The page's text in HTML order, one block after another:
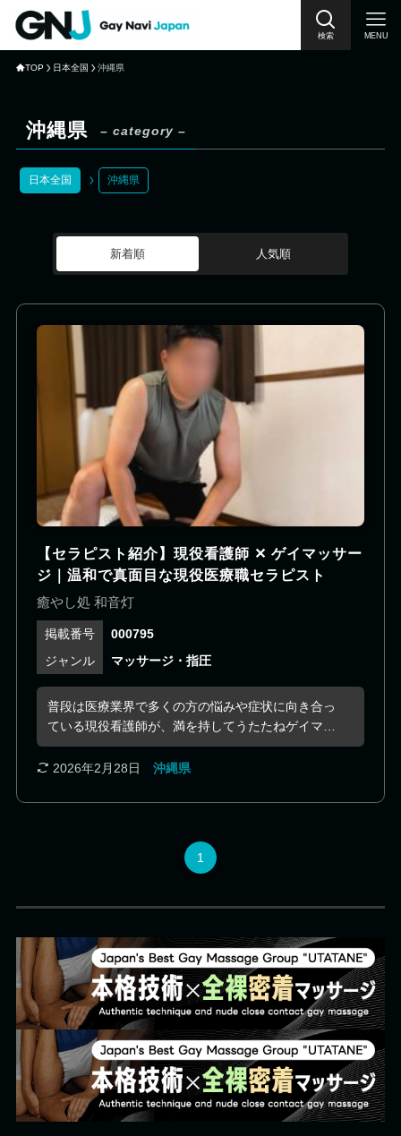
検索 MENU
TOP 日本全国 沖縄県
沖縄県 – category –
日本全国 沖縄県
新着順 人気順
【セラピスト紹介】現役看護師 ✕ ゲイマッサー
ジ｜温和で真面目な現役医療職セラピスト
癒やし処 和音灯
000795
マッサージ・指圧
普段は医療業界で多くの方の悩みや症状に向き合っ
ている現役看護師が、満を持してうたたねゲイマッ
サージに加わりました。 ヘルスケアに関する豊富な
知識と、アロママッサージの経験を活かした施術
感じさせるぽっちゃりとした体格と、しっとりと吸
です。 前原セラピストによる心身を包み込む癒やし
の時間を、ぜひご体感ください。
2026年2月28日 沖縄県
1